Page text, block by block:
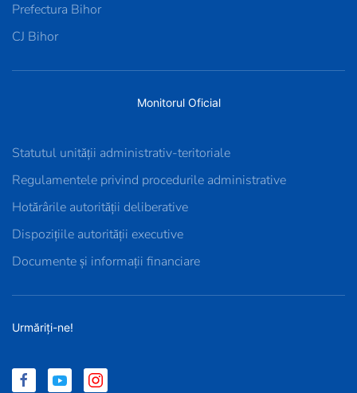
Prefectura Bihor
CJ Bihor
Monitorul Oficial
Statutul unității administrativ-teritoriale
Regulamentele privind procedurile administrative
Hotărârile autorității deliberative
Dispozițiile autorității executive
Documente și informații financiare
Urmăriți-ne!